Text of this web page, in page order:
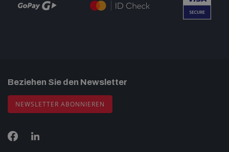
Beziehen Sie den Newsletter
NEWSLETTER ABONNIEREN